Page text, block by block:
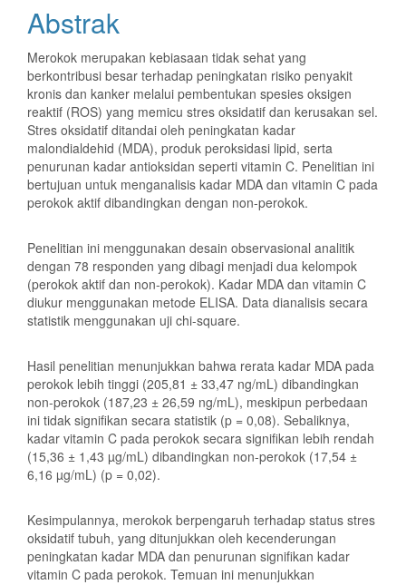
Abstrak
Merokok merupakan kebiasaan tidak sehat yang
berkontribusi besar terhadap peningkatan risiko penyakit
kronis dan kanker melalui pembentukan spesies oksigen
reaktif (ROS) yang memicu stres oksidatif dan kerusakan sel.
Stres oksidatif ditandai oleh peningkatan kadar
malondialdehid (MDA), produk peroksidasi lipid, serta
penurunan kadar antioksidan seperti vitamin C. Penelitian ini
bertujuan untuk menganalisis kadar MDA dan vitamin C pada
perokok aktif dibandingkan dengan non-perokok.
Penelitian ini menggunakan desain observasional analitik
dengan 78 responden yang dibagi menjadi dua kelompok
(perokok aktif dan non-perokok). Kadar MDA dan vitamin C
diukur menggunakan metode ELISA. Data dianalisis secara
statistik menggunakan uji chi-square.
Hasil penelitian menunjukkan bahwa rerata kadar MDA pada
perokok lebih tinggi (205,81 ± 33,47 ng/mL) dibandingkan
non-perokok (187,23 ± 26,59 ng/mL), meskipun perbedaan
ini tidak signifikan secara statistik (p = 0,08). Sebaliknya,
kadar vitamin C pada perokok secara signifikan lebih rendah
(15,36 ± 1,43 µg/mL) dibandingkan non-perokok (17,54 ±
6,16 µg/mL) (p = 0,02).
Kesimpulannya, merokok berpengaruh terhadap status stres
oksidatif tubuh, yang ditunjukkan oleh kecenderungan
peningkatan kadar MDA dan penurunan signifikan kadar
vitamin C pada perokok. Temuan ini menunjukkan